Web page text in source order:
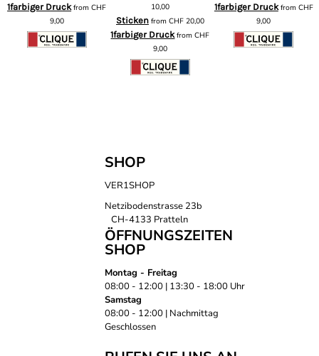
1farbiger DruckfromCHF
9,00
10,00
Stickenfrom CHF20,00
1farbiger DruckfromCHF
9,00
1farbiger Druckfrom CHF
9,00
SHOP
VER1SHOP
Netzibodenstrasse 23b
CH-4133 Pratteln
ÖFFNUNGSZEITEN
SHOP
Montag - Freitag
08:00 - 12:00 | 13:30 - 18:00 Uhr
Samstag
08:00 - 12:00 | Nachmittag
Geschlossen